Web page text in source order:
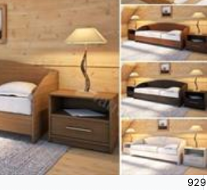
929